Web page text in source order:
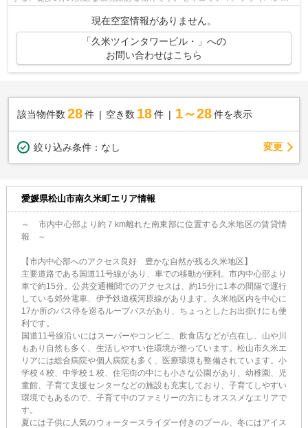
もしっかりしており安心なマンションで...
現在空室情報がありません。
「久米ツインタワービル・」への
お問い合わせはこちら
該当物件数 28件 空き数 18 件 1～28 件を表示
絞り込み条件： なし 変更
愛媛県松山市南久米町エリア情報
～ 市内中心部より約７km離れた南東部に位置する久米地区の賃貸情
報 ～
【市内中心部へのアクセス良好 豊かな自然が残る久米地区】
主要道路である国道11号線があり、車での移動が便利。市内中心部より
車で約15分。公共交通機関でのアクセスは、約15分に1本の間隔で運行
している郊外電車、伊予鉄道横河原線があります。久米地区内を中心に
17か所のバス停を巡るループバスがあり、ちょっとしたお出掛けにも便
利です。
国道11号線沿いにはスーパーやコンビニ、飲食店などが点在し、山や川
もあり自然も多く、生活しやすい住環境が整っています。松山市久米エ
リアには総合病院や個人病院も多く、医療環境も整備されています。小
学校４校、中学校１校、住宅街の中にも小さな公園があり、幼稚園、児
童館、子育て支援センターなどの施設も充実しており、子育てしやすい
環境でもあるので、子育て中のファミリーの方にもオススメなエリアで
す。
夏には子供に人気のウォータースライダー付きのプール、冬にはアイス